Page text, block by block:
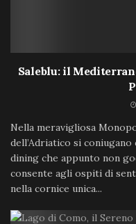
Saleblu: il
Nella meravigliosa
dell’Adriatico si coniugano
dining che appunto non
consente agli ospiti di
nella cornice unica...